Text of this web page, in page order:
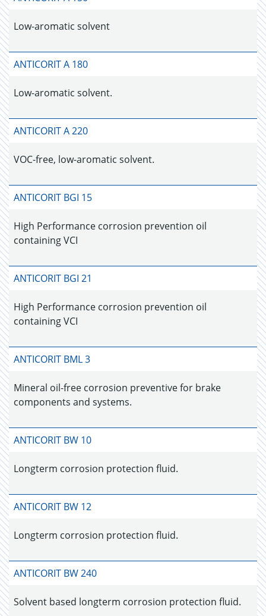
Low-aromatic solvent
ANTICORIT A 180
Low-aromatic solvent.
ANTICORIT A 220
VOC-free, low-aromatic solvent.
ANTICORIT BGI 15
High Performance corrosion prevention oil
containing VCI
ANTICORIT BGI 21
High Performance corrosion prevention oil
containing VCI
ANTICORIT BML 3
Mineral oil-free corrosion preventive for brake
components and systems.
ANTICORIT BW 10
Longterm corrosion protection fluid.
ANTICORIT BW 12
Longterm corrosion protection fluid.
ANTICORIT BW 240
Solvent based longterm corrosion protection fluid.